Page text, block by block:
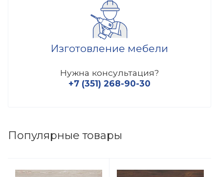
Изготовление мебели
Нужна консультация?
+7 (351) 268-90-30
Популярные товары